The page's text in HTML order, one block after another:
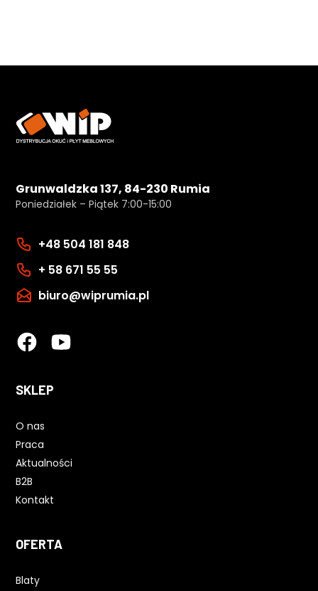
Grunwaldzka 137, 84-230 Rumia
Poniedziałek – Piątek 7:00-15:00
+48 504 181 848
+ 58 671 55 55
biuro@wiprumia.pl
SKLEP
O nas
Praca
Aktualności
B2B
Kontakt
OFERTA
Blaty